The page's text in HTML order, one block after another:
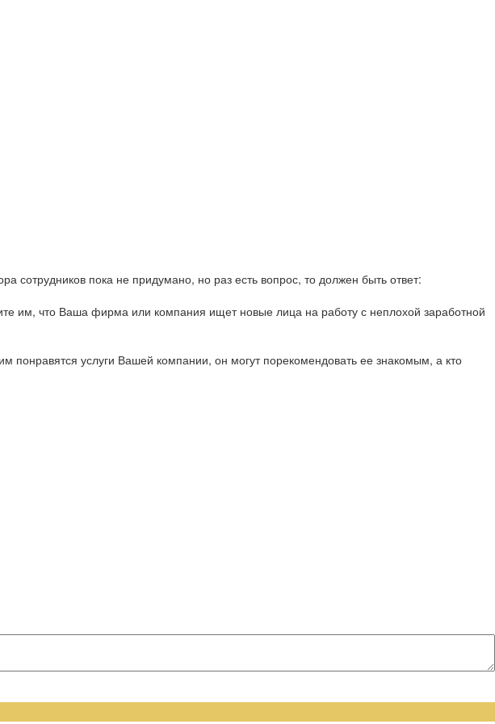
сотрудников пока не придумано, но раз есть вопрос, то должен быть ответ:
им, что Ваша фирма или компания ищет новые лица на работу с неплохой заработной
услуги Вашей компании, он могут порекомендовать ее знакомым, а кто